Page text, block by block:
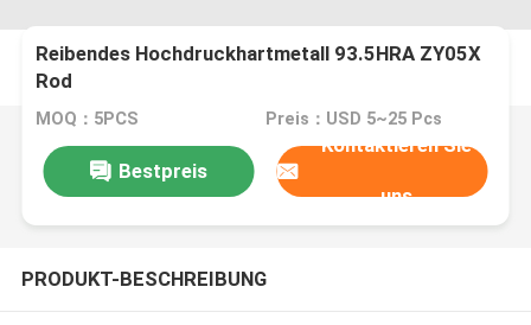
Reibendes Hochdruckhartmetall 93.5HRA ZY05X
Rod
MOQ：5PCS Preis：USD 5~25 Pcs
Bestpreis
Kontaktieren Sie
uns
PRODUKT-BESCHREIBUNG